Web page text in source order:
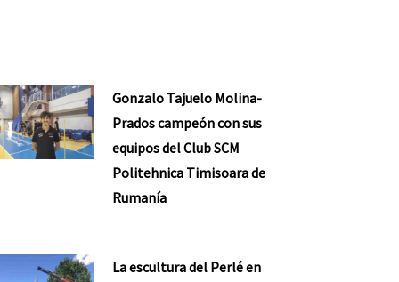
Gonzalo Tajuelo Molina-
Prados campeón con sus
equipos del Club SCM
Politehnica Timisoara de
Rumanía
La escultura del Perlé en